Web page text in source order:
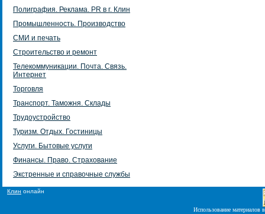
Полиграфия. Реклама. PR в г. Клин
Промышленность. Производство
СМИ и печать
Строительство и ремонт
Телекоммуникации. Почта. Связь.
Интернет
Торговля
Транспорт. Таможня. Склады
Трудоустройство
Туризм. Отдых. Гостиницы
Услуги. Бытовые услуги
Финансы. Право. Страхование
Экстренные и справочные службы
Клин онлайн
Использование материалов